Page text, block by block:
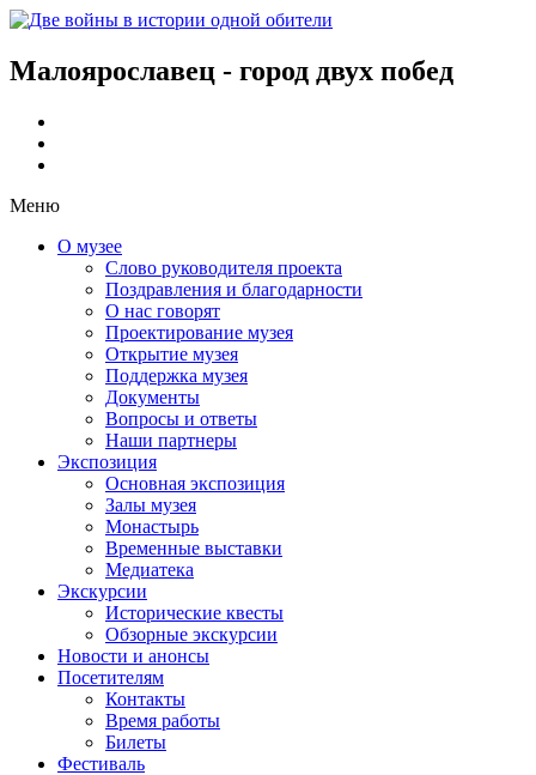
Малоярославец - город двух побед
Меню
О музее
Слово руководителя проекта
Поздравления и благодарности
О нас говорят
Проектирование музея
Открытие музея
Поддержка музея
Документы
Вопросы и ответы
Наши партнеры
Экспозиция
Основная экспозиция
Залы музея
Монастырь
Временные выставки
Медиатека
Экскурсии
Исторические квесты
Обзорные экскурсии
Новости и анонсы
Посетителям
Контакты
Время работы
Билеты
Фестиваль